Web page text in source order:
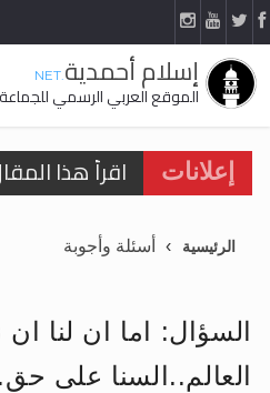
إسلام أحمدية.NET
الموقع العربي الرسمي
إعلانات
اقرأ هذا
تعميم هامّ
تعميم هامّ
الرئيسية أسئلة وأجوبة
السؤال: اما ان لنا
العالم..السنا على